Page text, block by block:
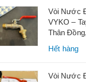
Vòi Nước
VYKO –
Thân
Hết hàng
Vòi Nước